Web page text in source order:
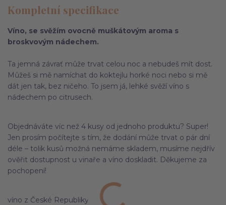
Kompletní specifikace
Víno, se svěžím ovocně muškátovým aroma s
broskvovým nádechem.
Ta jemná závrať může trvat celou noc a nebudeš mít dost.
Můžeš si mě namíchat do koktejlu horké noci nebo si mě
dát jen tak, bez ničeho. To jsem já, lehké svěží víno s
nádechem po citrusech.
Objednáváte víc než 4 kusy od jednoho produktu? Super!
Jen prosím počítejte s tím, že dodání může trvat o pár dní
déle – tolik kusů možná nemáme skladem, musíme nejdřív
ověřit dostupnost u vinaře a víno doskladit. Děkujeme za
pochopení!
víno z České Republiky